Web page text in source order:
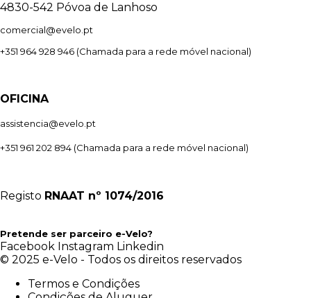
4830-542 Póvoa de Lanhoso
comercial@evelo.pt
+351 964 928 946 (Chamada para a rede móvel nacional)
OFICINA
assistencia@evelo.pt
+351 961 202 894 (Chamada para a rede móvel nacional)
Registo RNAAT nº 1074/2016
Pretende ser parceiro e-Velo?
Facebook Instagram Linkedin
© 2025 e-Velo - Todos os direitos reservados
Termos e Condições